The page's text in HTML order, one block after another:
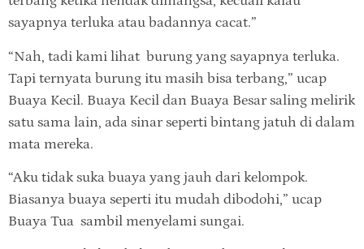
sayapnya terluka atau badannya cacat.”
“Nah, tadi kami lihat burung yang sayapnya terluka.
Tapi ternyata burung itu masih bisa terbang,” ucap
Buaya Kecil. Buaya Kecil dan Buaya Besar saling melirik
satu sama lain, ada sinar seperti bintang jatuh di dalam
mata mereka.
“Aku tidak suka buaya yang jauh dari kelompok.
Biasanya buaya seperti itu mudah dibodohi,” ucap
Buaya Tua sambil menyelami sungai.